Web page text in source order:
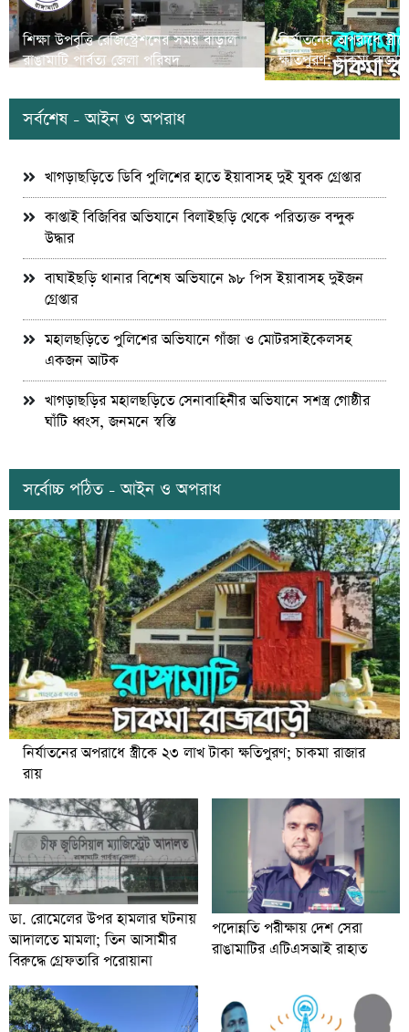
শিক্ষা উপবৃত্তি রেজিস্ট্রেশনের সময় বাড়াল
রাঙামাটি পার্বত্য জেলা পরিষদ
নির্যাতনের অপরাধে
ক্ষতিপুরণ; চাকমা
সর্বশেষ - আইন ও অপরাধ
খাগড়াছড়িতে ডিবি পুলিশের হাতে ইয়াবাসহ দুই যুবক গ্রেপ্তার
কাপ্তাই বিজিবির অভিযানে বিলাইছড়ি থেকে পরিত্যক্ত বন্দুক
উদ্ধার
বাঘাইছড়ি থানার বিশেষ অভিযানে ৯৮ পিস ইয়াবাসহ দুইজন
গ্রেপ্তার
মহালছড়িতে পুলিশের অভিযানে গাঁজা ও মোটরসাইকেলসহ
একজন আটক
খাগড়াছড়ির মহালছড়িতে সেনাবাহিনীর অভিযানে সশস্ত্র গোষ্ঠীর
ঘাঁটি ধ্বংস, জনমনে স্বস্তি
সর্বোচ্চ পঠিত - আইন ও অপরাধ
নির্যাতনের অপরাধে স্ত্রীকে ২৩ লাখ টাকা ক্ষতিপুরণ; চাকমা রাজার
রায়
ডা. রোমেলের উপর হামলার ঘটনায়
আদালতে মামলা; তিন আসামীর
বিরুদ্ধে গ্রেফতারি পরোয়ানা
পদোন্নতি পরীক্ষায় দেশ সেরা
রাঙামাটির এটিএসআই রাহাত